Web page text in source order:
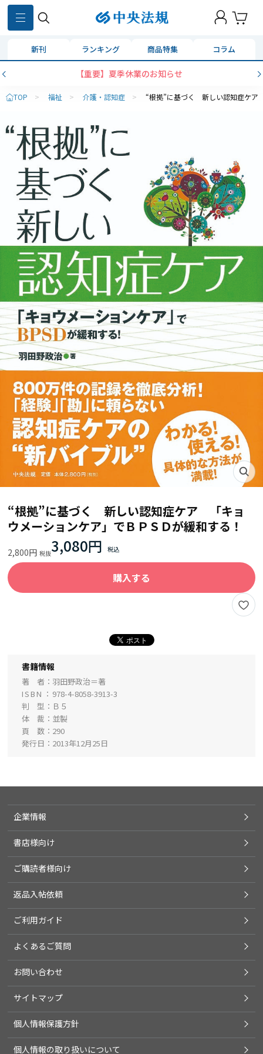
新刊 ランキング 商品特集 コラム
【重要】夏季休業のお知らせ
TOP > 福祉 > 介護・認知症 > “根拠”に基づく 新しい認知症ケア
“根拠”に基づく 新しい認知症ケア 「キョ
ウメーションケア」でＢＰＳＤが緩和する！
2,800円 3,080円
購入する
書籍情報
著 者
羽田野政治＝著
ISBN
978-4-8058-3913-3
判 型
Ｂ５
体 裁
並製
頁 数
290
発行日
2013年12月25日
企業情報
書店様向け
ご購読者様向け
返品入帖依頼
ご利用ガイド
よくあるご質問
お問い合わせ
サイトマップ
個人情報保護方針
個人情報の取り扱いについて